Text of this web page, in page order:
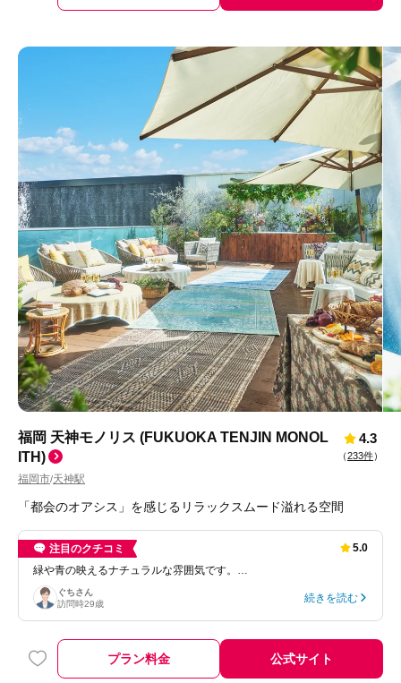
福岡 天神モノリス (FUKUOKA TENJIN MONOL
ITH)
福岡市/天神駅
4.3
（233件）
「都会のオアシス」を感じるリラックスムード溢れる空間
注目のクチコミ
5.0
緑や青の映えるナチュラルな雰囲気です。…
ぐちさん
訪問時29歳 続きを読む
プラン料金 公式サイト